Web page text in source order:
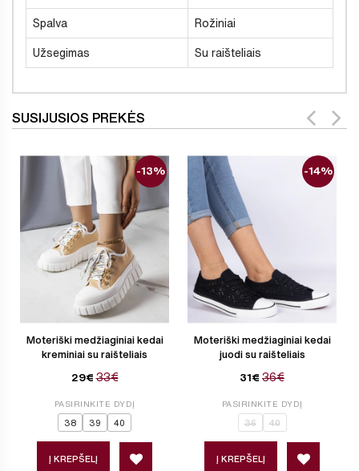
Spalva Rožiniai
Užsegimas Su raišteliais
SUSIJUSIOS PREKĖS
Moteriški medžiaginiai kedai
kreminiai su raišteliais
29€ 33€
-13%
PASIRINKITE DYDĮ
38 39 40
Į KREPŠELĮ
Moteriški medžiaginiai kedai
juodi su raišteliais
31€ 36€
-14%
PASIRINKITE DYDĮ
36 40
Į KREPŠELĮ